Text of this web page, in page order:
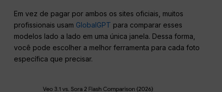
Em vez de pagar por ambos os sites oficiais, muitos
profissionais usam GlobalGPT para comparar esses
modelos lado a lado em uma única janela. Dessa forma,
você pode escolher a melhor ferramenta para cada foto
específica que precisar.